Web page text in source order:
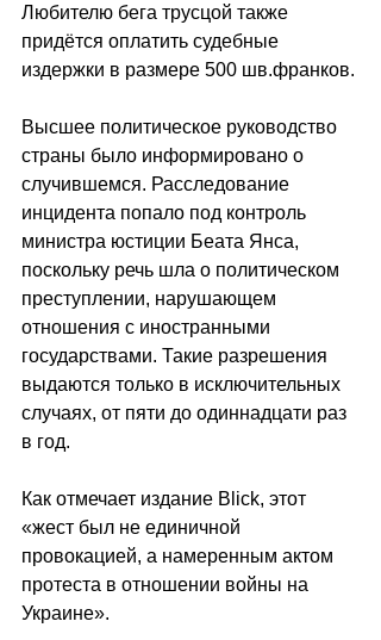
Любителю бега трусцой также
придётся оплатить судебные
издержки в размере 500 шв.франков.
Bысшее политическое руководство
страны было информировано о
случившемся. Расследование
инцидента попало под контроль
министра юстиции Беата Янса,
поскольку речь шла о политическом
преступлении, нарушающем
отношения с иностранными
государствами. Такие разрешения
выдаются только в исключительных
случаях, от пяти до одиннадцати раз
в год.
Как отмечает издание Blick, этот
«жест был не единичной
провокацией, а намеренным актом
протеста в отношении войны на
Украине».